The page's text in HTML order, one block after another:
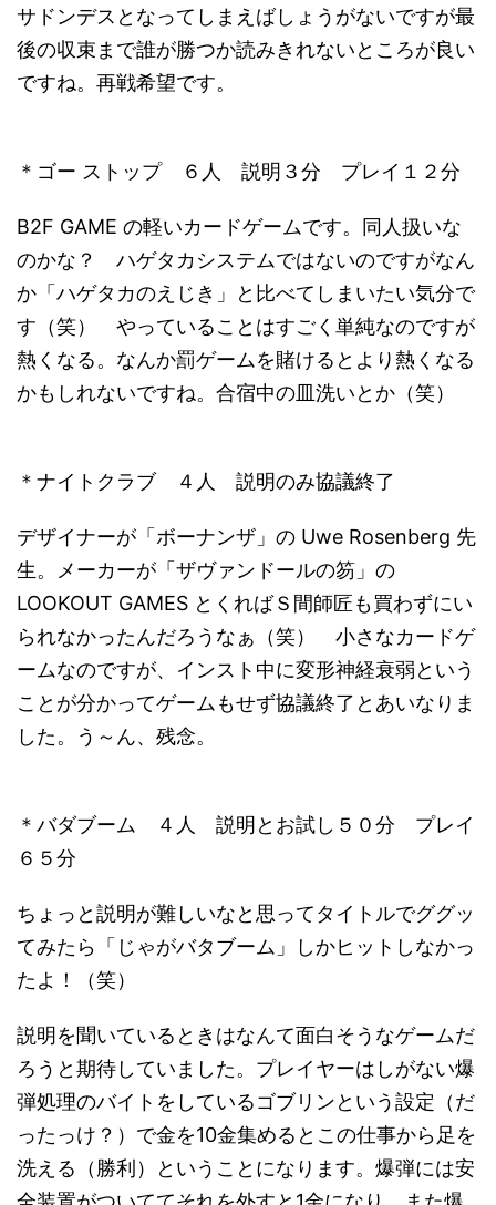
サドンデスとなってしまえばしょうがないですが最
後の収束まで誰が勝つか読みきれないところが良い
ですね。再戦希望です。
＊ゴー ストップ ６人 説明３分 プレイ１２分
B2F GAME の軽いカードゲームです。同人扱いな
のかな？ ハゲタカシステムではないのですがなん
か「ハゲタカのえじき」と比べてしまいたい気分で
す（笑） やっていることはすごく単純なのですが
熱くなる。なんか罰ゲームを賭けるとより熱くなる
かもしれないですね。合宿中の皿洗いとか（笑）
＊ナイトクラブ ４人 説明のみ協議終了
デザイナーが「ボーナンザ」の Uwe Rosenberg 先
生。メーカーが「ザヴァンドールの笏」の
LOOKOUT GAMES とくればＳ間師匠も買わずにい
られなかったんだろうなぁ（笑） 小さなカードゲ
ームなのですが、インスト中に変形神経衰弱という
ことが分かってゲームもせず協議終了とあいなりま
した。う～ん、残念。
＊バダブーム ４人 説明とお試し５０分 プレイ
６５分
ちょっと説明が難しいなと思ってタイトルでググッ
てみたら「じゃがバタブーム」しかヒットしなかっ
たよ！（笑）
説明を聞いているときはなんて面白そうなゲームだ
ろうと期待していました。プレイヤーはしがない爆
弾処理のバイトをしているゴブリンという設定（だ
ったっけ？）で金を10金集めるとこの仕事から足を
洗える（勝利）ということになります。爆弾には安